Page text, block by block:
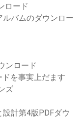
ロード
バムのダウンロー
ンロード
を事実上だます
ズ
計第4版PDFダウ